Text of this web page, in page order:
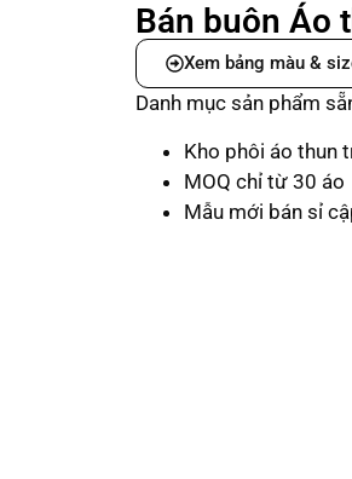
Bán buôn Áo
Xem bảng màu &
Danh mục sản phẩm
Kho phôi áo thun
MOQ chỉ từ 30 áo
Mẫu mới bán sỉ